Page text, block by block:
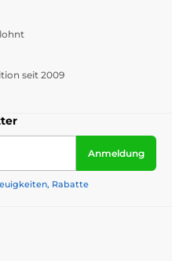
seit 2009
Anmeldung
Rabatte